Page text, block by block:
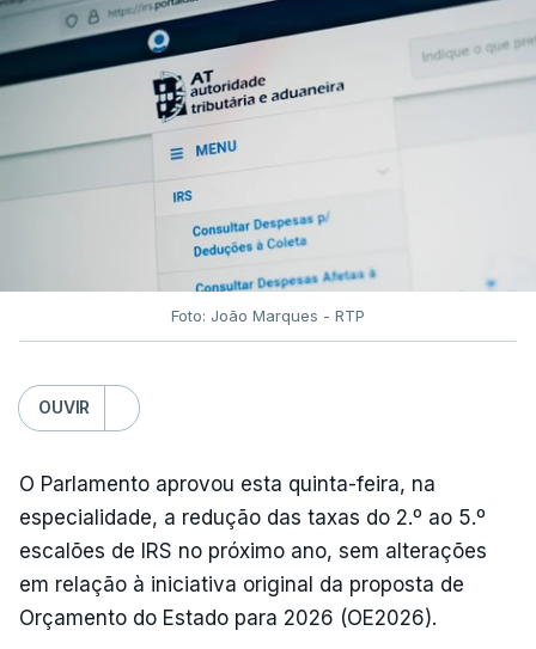
Foto: João Marques - RTP
OUVIR
O Parlamento aprovou esta quinta-feira, na
especialidade, a redução das taxas do 2.º ao 5.º
escalões de IRS no próximo ano, sem alterações
em relação à iniciativa original da proposta de
Orçamento do Estado para 2026 (OE2026).